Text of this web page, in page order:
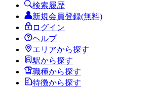
検索履歴
新規会員登録(無料)
ログイン
ヘルプ
エリアから探す
駅から探す
職種から探す
特徴から探す